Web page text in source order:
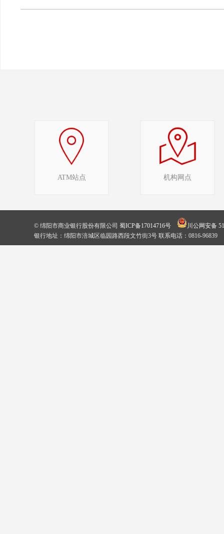
ATM站点 机构网点
© 绵阳市商业银行股份有限公司 蜀ICP备17014716号
川公网安备
银行地址：绵阳市涪城区临园路西段文竹街3号 联系电话：0816-96839